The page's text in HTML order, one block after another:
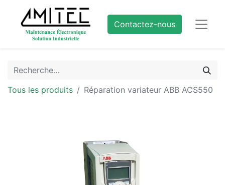
Contactez-nous
Tous les produits Réparation variateur ABB ACS550